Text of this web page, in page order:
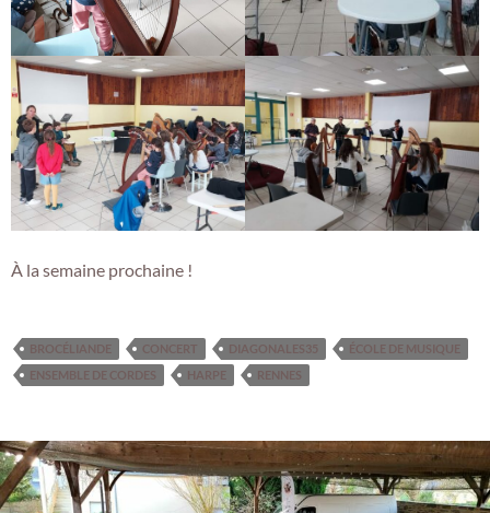
À la semaine prochaine !
BROCÉLIANDE CONCERT DIAGONALES35
ÉCOLE DE MUSIQUE
ENSEMBLE DE CORDES
HARPE RENNES